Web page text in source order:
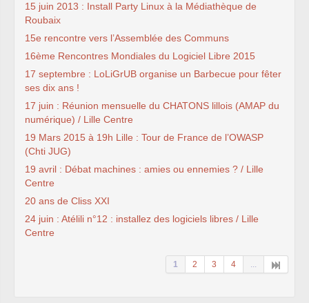
15 juin 2013 : Install Party Linux à la Médiathèque de
Roubaix
15e rencontre vers l’Assemblée des Communs
16ème Rencontres Mondiales du Logiciel Libre 2015
17 septembre : LoLiGrUB organise un Barbecue pour fêter
ses dix ans !
17 juin : Réunion mensuelle du CHATONS lillois (AMAP du
numérique) / Lille Centre
19 Mars 2015 à 19h Lille : Tour de France de l’OWASP
(Chti JUG)
19 avril : Débat machines : amies ou ennemies ? / Lille
Centre
20 ans de Cliss XXI
24 juin : Atélili n°12 : installez des logiciels libres / Lille
Centre
1 2 3 4 ...